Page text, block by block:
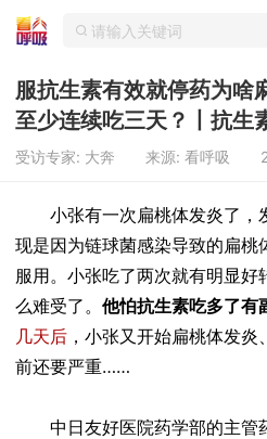
服抗生素有效就停药为啥
至少连续吃三天？丨抗生
受访专家: 大奔 来源: 看呼吸
小张有一次扁桃体发炎了
现是因为链球菌感染导致的扁桃
服用。小张吃了两次就有明显好
么难受了。 他怕抗生素吃多了有
几天后 ，小张又开始扁桃体发
前还要严重……
中日友好医院药学部的主管